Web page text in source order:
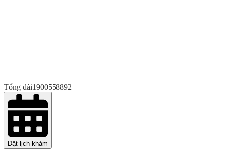
Tổng đài1900558892
Đặt lịch khám